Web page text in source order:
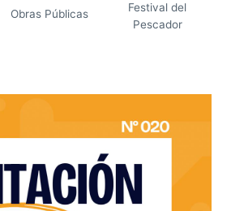
Obras Públicas
Festival del
Pescador